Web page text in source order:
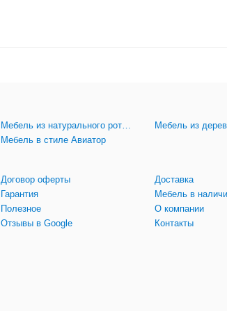
Мебель из натурального ротанга
Мебель из
Мебель в стиле Авиатор
Договор оферты
Доставка
Гарантия
Мебель в
Полезное
О компании
Отзывы в Google Контакты